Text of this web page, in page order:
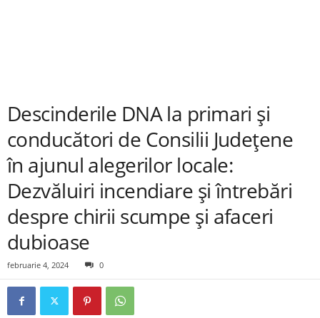
Descinderile DNA la primari și
conducători de Consilii Județene
în ajunul alegerilor locale:
Dezvăluiri incendiare și întrebări
despre chirii scumpe și afaceri
dubioase
februarie 4, 2024 0